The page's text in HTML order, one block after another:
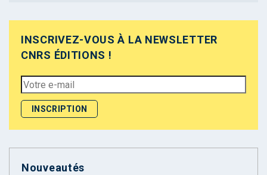
INSCRIVEZ-VOUS À LA NEWSLETTER
CNRS ÉDITIONS !
Nouveautés